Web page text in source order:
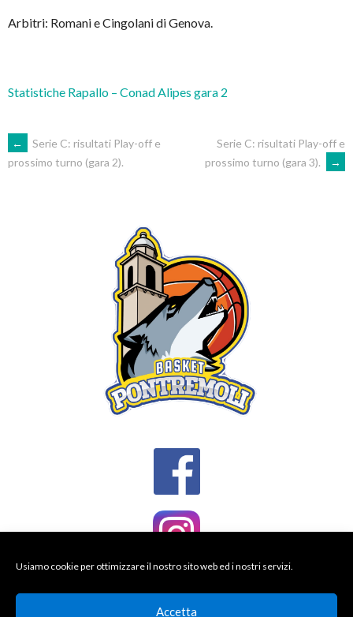
Usiamo cookie per ottimizzare il nostro sito web ed i nostri servizi.
Accetta
Arbitri: Romani e Cingolani di Genova.
Statistiche Rapallo – Conad Alipes gara 2
POST
←
Serie C: risultati Play-off e
prossimo turno (gara 2).
Serie C: risultati Play-off e
prossimo turno (gara 3).
→